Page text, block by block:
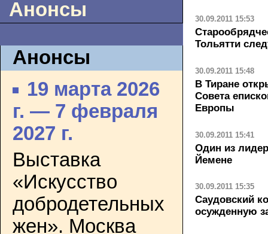
Анонсы
Анонсы
19 марта 2026
г. — 7 февраля
2027 г.
Выставка
«Искусство
добродетельных
жен». Москва
30.09.2011 15:53
Тольятти
30.09.2011 15:48
В Тиране
Совета
Европы
30.09.2011 15:41
Один из
Йемене
30.09.2011 15:35
Саудовский
осужденную